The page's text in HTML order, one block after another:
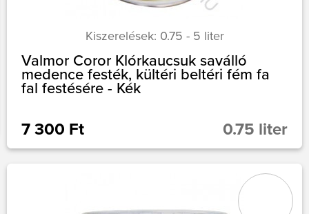
Kiszerelések: 0.75 - 5 liter
Valmor Coror Klórkaucsuk saválló
medence festék, kültéri beltéri fém fa
fal festésére - Kék
7 300 Ft 0.75 liter